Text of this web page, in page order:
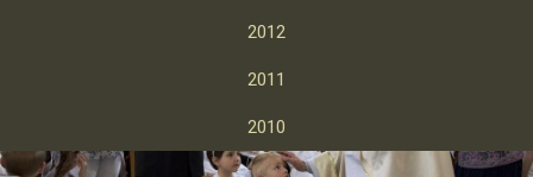
2012
2011
2010